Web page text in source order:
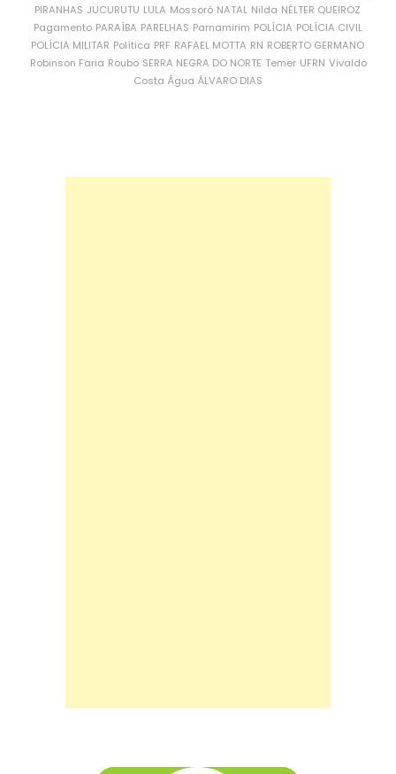
PIRANHAS JUCURUTU LULA Mossoró NATAL Nilda NÉLTER QUEIROZ
Pagamento PARAÍBA PARELHAS Parnamirim POLÍCIA POLÍCIA CIVIL
POLÍCIA MILITAR Política PRF RAFAEL MOTTA RN ROBERTO GERMANO
Robinson Faria Roubo SERRA NEGRA DO NORTE Temer UFRN Vivaldo
Costa Água ÁLVARO DIAS